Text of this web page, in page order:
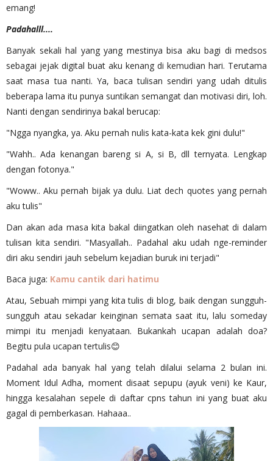
emang!
Padahalll....
Banyak sekali hal yang yang mestinya bisa aku bagi di medsos
sebagai jejak digital buat aku kenang di kemudian hari. Terutama
saat masa tua nanti. Ya, baca tulisan sendiri yang udah ditulis
beberapa lama itu punya suntikan semangat dan motivasi diri, loh.
Nanti dengan sendirinya bakal berucap:
"Ngga nyangka, ya. Aku pernah nulis kata-kata kek gini dulu!"
"Wahh.. Ada kenangan bareng si A, si B, dll ternyata. Lengkap
dengan fotonya."
"Woww.. Aku pernah bijak ya dulu. Liat dech quotes yang pernah
aku tulis"
Dan akan ada masa kita bakal diingatkan oleh nasehat di dalam
tulisan kita sendiri. "Masyallah.. Padahal aku udah nge-reminder
diri aku sendiri jauh sebelum kejadian buruk ini terjadi"
Baca juga: Kamu cantik dari hatimu
Atau, Sebuah mimpi yang kita tulis di blog, baik dengan sungguh-
sungguh atau sekadar keinginan semata saat itu, lalu someday
mimpi itu menjadi kenyataan. Bukankah ucapan adalah doa?
Begitu pula ucapan tertulis😊
Padahal ada banyak hal yang telah dilalui selama 2 bulan ini.
Moment Idul Adha, moment disaat sepupu (ayuk veni) ke Kaur,
hingga kesalahan sepele di daftar cpns tahun ini yang buat aku
gagal di pemberkasan. Hahaaa..